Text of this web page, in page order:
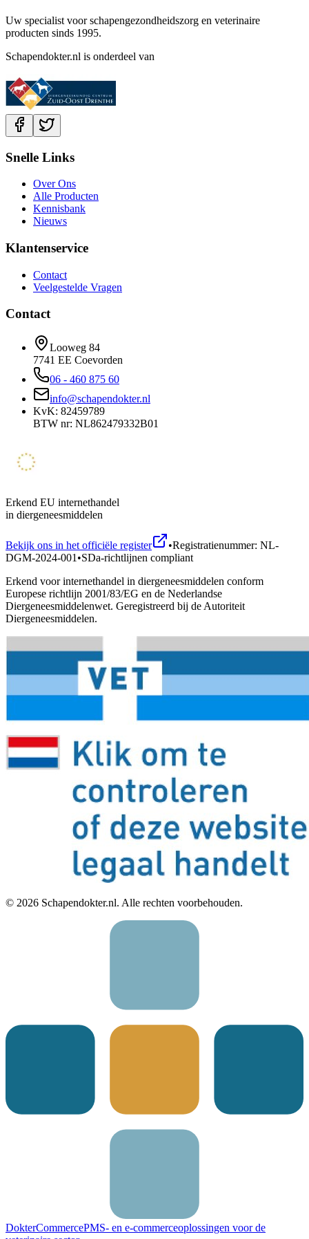
Uw specialist voor schapengezondheidszorg en veterinaire
producten sinds 1995.
Schapendokter.nl is onderdeel van
Snelle Links
Over Ons
Alle Producten
Kennisbank
Nieuws
Klantenservice
Contact
Veelgestelde Vragen
Contact
Looweg 84
7741 EE Coevorden
06 - 460 875 60
info@schapendokter.nl
KvK: 82459789
BTW nr: NL862479332B01
Erkend EU internethandel
in diergeneesmiddelen
Bekijk ons in het officiële register •Registratienummer: NL-
DGM-2024-001 •SDa-richtlijnen compliant
Erkend voor internethandel in diergeneesmiddelen conform
Europese richtlijn 2001/83/EG en de Nederlandse
Diergeneesmiddelenwet. Geregistreerd bij de Autoriteit
Diergeneesmiddelen.
© 2026 Schapendokter.nl. Alle rechten voorbehouden.
DokterCommercePMS- en e-commerceoplossingen voor de